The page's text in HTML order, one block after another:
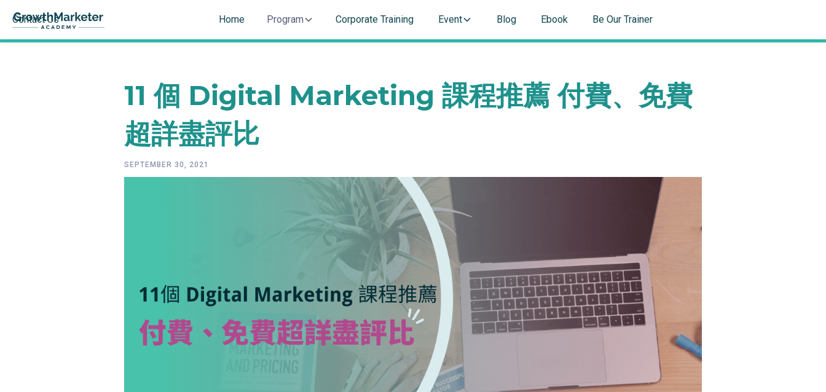
Home Program Corporate Training Event Blog Ebook Be Our Trainer
Contact Us
11 個 Digital Marketing 課程推薦 付費、免費
超詳盡評比
SEPTEMBER 30, 2021